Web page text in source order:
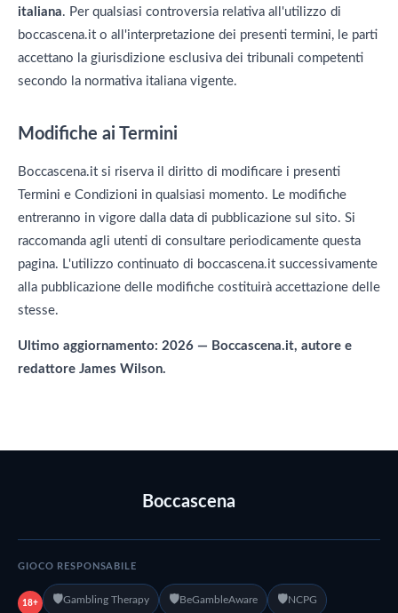
italiana. Per qualsiasi controversia relativa all'utilizzo di
boccascena.it o all'interpretazione dei presenti termini, le parti
accettano la giurisdizione esclusiva dei tribunali competenti
secondo la normativa italiana vigente.
Modifiche ai Termini
Boccascena.it si riserva il diritto di modificare i presenti
Termini e Condizioni in qualsiasi momento. Le modifiche
entreranno in vigore dalla data di pubblicazione sul sito. Si
raccomanda agli utenti di consultare periodicamente questa
pagina. L'utilizzo continuato di boccascena.it successivamente
alla pubblicazione delle modifiche costituirà accettazione delle
stesse.
Ultimo aggiornamento: 2026 — Boccascena.it, autore e
redattore James Wilson.
Boccascena
GIOCO RESPONSABILE
18+ 🛡️Gambling Therapy 🛡️BeGambleAware 🛡️NCPG